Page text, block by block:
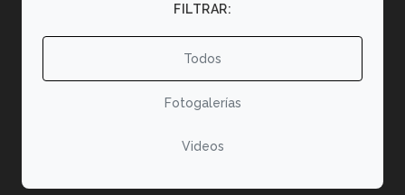
FILTRAR:
Todos
Fotogalerías
Videos